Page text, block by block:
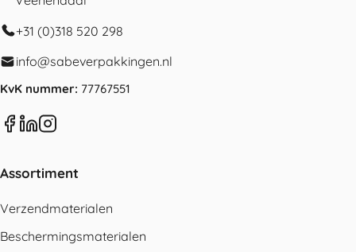
+31 (0)318 520 298
info@sabeverpakkingen.nl
KvK nummer: 77767551
Assortiment
Verzendmaterialen
Beschermingsmaterialen